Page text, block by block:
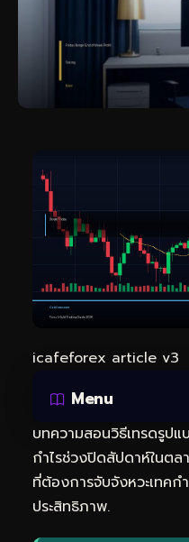
icafeforex article v3
Menu
บทความสอนวิธีเทรดรูป
กำไรช่วงปิดสัปดาห์ในตล
ที่ต้องการจับจังหวะเทค
ประสิทธิภาพ.